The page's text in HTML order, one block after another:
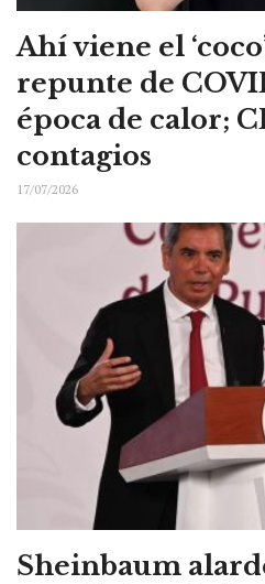
Ahí viene el
repunte de
época de calor;
contagios
17/07/2026
Sheinbaum